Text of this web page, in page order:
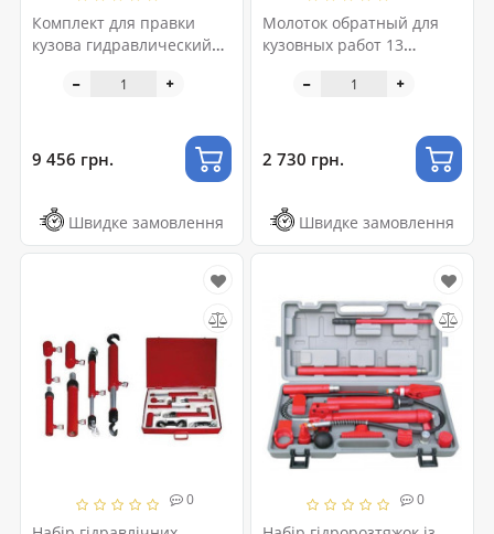
Комплект для правки
кузова гидравлический
9 456 грн.
Швидке замовлення
Молоток обратный для
кузовных работ 13
2 730 грн.
Швидке замовлення
0 0